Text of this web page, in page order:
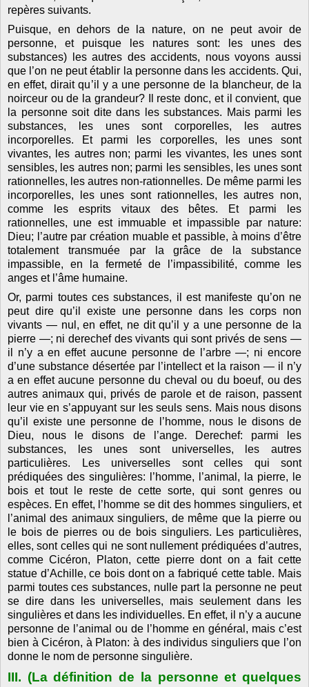
repères suivants.
Puisque, en dehors de la nature, on ne peut avoir de
personne, et puisque les natures sont: les unes des
substances) les autres des accidents, nous voyons aussi
que l’on ne peut établir la personne dans les accidents. Qui,
en effet, dirait qu’il y a une personne de la blancheur, de la
noirceur ou de la grandeur? Il reste donc, et il convient, que
la personne soit dite dans les substances. Mais parmi les
substances, les unes sont corporelles, les autres
incorporelles. Et parmi les corporelles, les unes sont
vivantes, les autres non; parmi les vivantes, les unes sont
sensibles, les autres non; parmi les sensibles, les unes sont
rationnelles, les autres non-rationnelles. De même parmi les
incorporelles, les unes sont rationnelles, les autres non,
comme les esprits vitaux des bêtes. Et parmi les
rationnelles, une est immuable et impassible par nature:
Dieu; l’autre par création muable et passible, à moins d’être
totalement transmuée par la grâce de la substance
impassible, en la fermeté de l’impassibilité, comme les
anges et l’âme humaine.
Or, parmi toutes ces substances, il est manifeste qu’on ne
peut dire qu’il existe une personne dans les corps non
vivants — nul, en effet, ne dit qu’il y a une personne de la
pierre —; ni derechef des vivants qui sont privés de sens —
il n’y a en effet aucune personne de l’arbre —; ni encore
d’une substance désertée par l’intellect et la raison — il n’y
a en effet aucune personne du cheval ou du boeuf, ou des
autres animaux qui, privés de parole et de raison, passent
leur vie en s’appuyant sur les seuls sens. Mais nous disons
qu’il existe une personne de l’homme, nous le disons de
Dieu, nous le disons de l’ange. Derechef: parmi les
substances, les unes sont universelles, les autres
particulières. Les universelles sont celles qui sont
prédiquées des singulières: l’homme, l’animal, la pierre, le
bois et tout le reste de cette sorte, qui sont genres ou
espèces. En effet, l’homme se dit des hommes singuliers, et
l’animal des animaux singuliers, de même que la pierre ou
le bois de pierres ou de bois singuliers. Les particulières,
elles, sont celles qui ne sont nullement prédiquées d’autres,
comme Cicéron, Platon, cette pierre dont on a fait cette
statue d’Achille, ce bois dont on a fabriqué cette table. Mais
parmi toutes ces substances, nulle part la personne ne peut
se dire dans les universelles, mais seulement dans les
singulières et dans les individuelles. En effet, il n’y a aucune
personne de l’animal ou de l’homme en général, mais c’est
bien à Cicéron, à Platon: à des individus singuliers que l’on
donne le nom de personne singulière.
III. (La définition de la personne et quelques